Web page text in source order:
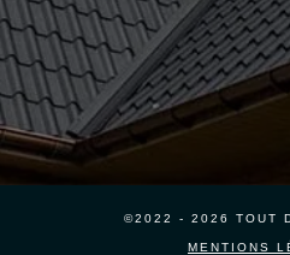
©2022 - 2026 TOUT
MENTIONS